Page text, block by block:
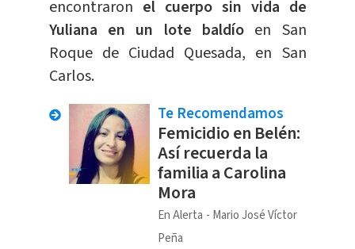
encontraron el cuerpo sin vida de
Yuliana en un lote baldíoen San
Roque de Ciudad Quesada, en San
Carlos.
Te Recomendamos
Femicidio en Belén:
Así recuerda la
familia a Carolina
Mora
En Alerta
Mario José Víctor
Peña